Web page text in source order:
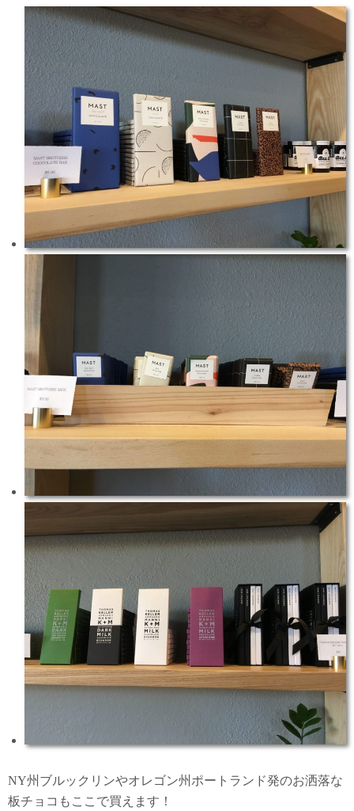
NY州ブルックリンやオレゴン州ポートランド発のお洒落な
板チョコもここで買えます！